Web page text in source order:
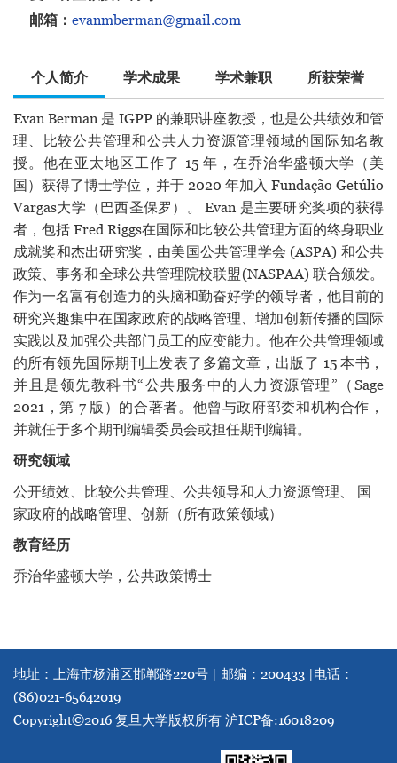
邮箱： evanmberman@gmail.com
个人简介 学术成果 学术兼职 所获荣誉
Evan Berman 是 IGPP 的兼职讲座教授，也是公共绩效和管
理、比较公共管理和公共人力资源管理领域的国际知名教
授。他在亚太地区工作了 15 年，在乔治华盛顿大学（美
国）获得了博士学位，并于 2020 年加入 Fundação Getúlio
Vargas大学（巴西圣保罗）。 Evan 是主要研究奖项的获得
者，包括 Fred Riggs在国际和比较公共管理方面的终身职业
成就奖和杰出研究奖，由美国公共管理学会 (ASPA) 和公共
政策、事务和全球公共管理院校联盟(NASPAA) 联合颁发。
作为一名富有创造力的头脑和勤奋好学的领导者，他目前的
研究兴趣集中在国家政府的战略管理、增加创新传播的国际
实践以及加强公共部门员工的应变能力。他在公共管理领域
的所有领先国际期刊上发表了多篇文章，出版了 15 本书，
并且是领先教科书“公共服务中的人力资源管理”（Sage
2021，第 7 版）的合著者。他曾与政府部委和机构合作，
并就任于多个期刊编辑委员会或担任期刊编辑。
研究领域
公开绩效、比较公共管理、公共领导和人力资源管理、 国
家政府的战略管理、创新（所有政策领域）
教育经历
乔治华盛顿大学，公共政策博士
地址：上海市杨浦区邯郸路220号 | 邮编：200433 |电话：
(86)021-65642019
Copyright©2016 复旦大学版权所有 沪ICP备:16018209